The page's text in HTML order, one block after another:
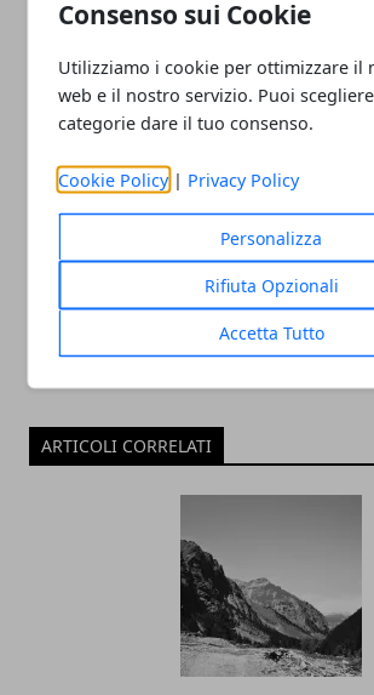
Consenso sui Cookie
Utilizziamo i cookie per ottimizzare il
web e il nostro servizio. Puoi
categorie dare il tuo consenso.
Cookie Policy | Privacy Policy
Personalizza
Rifiuta Opzionali
Accetta Tutto
Redazione
ARTICOLI CORRELATI